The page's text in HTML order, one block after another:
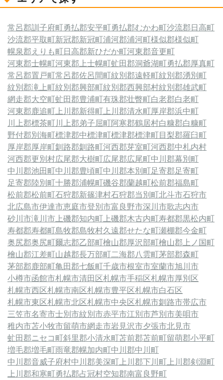
常呂郡訓子府町勇払郡安平町勇払郡むかわ町沙流郡日高町
沙流郡平取町新冠郡新冠町浦河郡浦河町様似郡様似町
幌泉郡えりも町日高郡新ひだか町河東郡音更町
河東郡士幌町河東郡上士幌町虻田郡洞爺湖町勇払郡厚真町
常呂郡置戸町常呂郡佐呂間町紋別郡遠軽町紋別郡湧別町
紋別郡滝上町紋別郡興部町紋別郡西興部村紋別郡雄武町
網走郡大空町虻田郡豊浦町有珠郡壮瞥町白老郡白老町
河東郡鹿追町上川郡新得町上川郡清水町厚岸郡浜中町
川上郡標茶町川上郡弟子屈町阿寒郡鶴居村白糠郡白糠町
野付郡別海町標津郡中標津町標津郡標津町目梨郡羅臼町
厚岸郡厚岸町釧路郡釧路町河西郡芽室町河西郡中札内村
河西郡更別村広尾郡大樹町広尾郡広尾町中川郡幕別町
中川郡池田町中川郡豊頃町中川郡本別町足寄郡足寄町
足寄郡陸別町十勝郡浦幌町磯谷郡蘭越町松前郡福島町
松前郡松前町石狩郡新篠津村石狩郡当別町北斗市石狩市
北広島市伊達市恵庭市登別市富良野市深川市歌志内市
砂川市滝川市上磯郡知内町上磯郡木古内町寿都郡黒松内町
寿都郡寿都町島牧郡島牧村久遠郡せたな町瀬棚郡今金町
奥尻郡奥尻町爾志郡乙部町檜山郡厚沢部町檜山郡上ノ国町
檜山郡江差町山越郡長万部町二海郡八雲町茅部郡森町
茅部郡鹿部町亀田郡七飯町千歳市根室市室蘭市旭川市
小樽市函館市札幌市清田区札幌市手稲区札幌市厚別区
札幌市西区札幌市南区札幌市豊平区札幌市白石区
札幌市東区札幌市北区札幌市中央区札幌市釧路市帯広市
三笠市名寄市士別市紋別市赤平市江別市芦別市美唄市
稚内市苫小牧市留萌市網走市岩見沢市夕張市北見市
虻田郡ニセコ町斜里郡小清水町苫前郡苫前町留萌郡小平町
増毛郡増毛町雨竜郡幌加内町中川郡中川町
中川郡音威子府村中川郡美深町上川郡下川町上川郡剣淵町
上川郡和寒町勇払郡占冠村空知郡南富良野町